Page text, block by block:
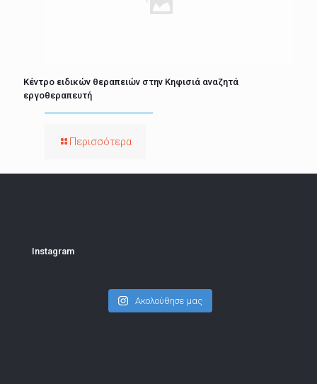
Κέντρο ειδικών θεραπειών στην Κηφισιά αναζητά
εργοθεραπευτή
Περισσότερα
Instagram
Ακολούθησε μας